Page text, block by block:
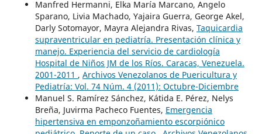
Manfred Hermanni, Elka María Marcano, Angelo
Sparano, Livia Machado, Yajaira Guerra, George Akel,
Darly Sotomayor, Mayra Alejandra Rivas, Taquicardia
supraventricular en pediatría. Presentación clínica y
manejo. Experiencia del servicio de cardiología
Hospital de Niños JM de los Ríos. Caracas, Venezuela.
2001-2011 , Archivos Venezolanos de Puericultura y
Pediatría: Vol. 74 Núm. 4 (2011): Octubre-Diciembre
Manuel S. Ramírez Sánchez, Kátida E. Pérez, Nelys
Breña, Juvirma Pacheco Fuentes, Emergencia
hipertensiva en emponzoñamiento escorpiónico